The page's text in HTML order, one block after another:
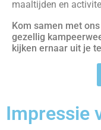
maaltijden en
Kom samen met
gezellig
kijken ernaar uit je
Impressie